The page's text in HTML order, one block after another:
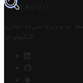
TROVIT
به وتديره
شركة مخزن
التكنولوجيا